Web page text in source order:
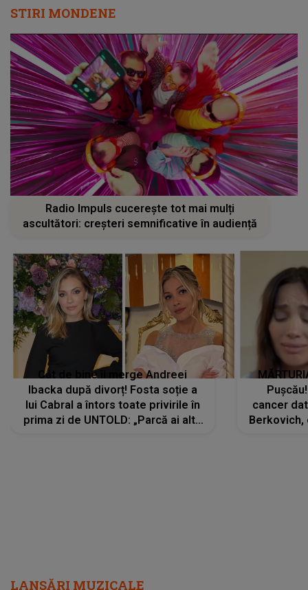
STIRI MONDENE
Radio Impuls cucerește tot mai mulți
ascultători: creșteri semnificative în audiență
Cât de bine îi merge Andreei
Ibacka după divorț! Fosta soție a
lui Cabral a întors toate privirile în
prima zi de UNTOLD: „Parcă ai altă
cancer
Berkovich,
LANSĂRI MUZICALE